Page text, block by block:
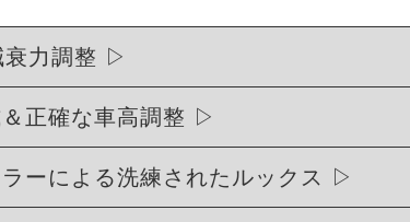
力調整
正確な車高調整
ーによる洗練されたルックス